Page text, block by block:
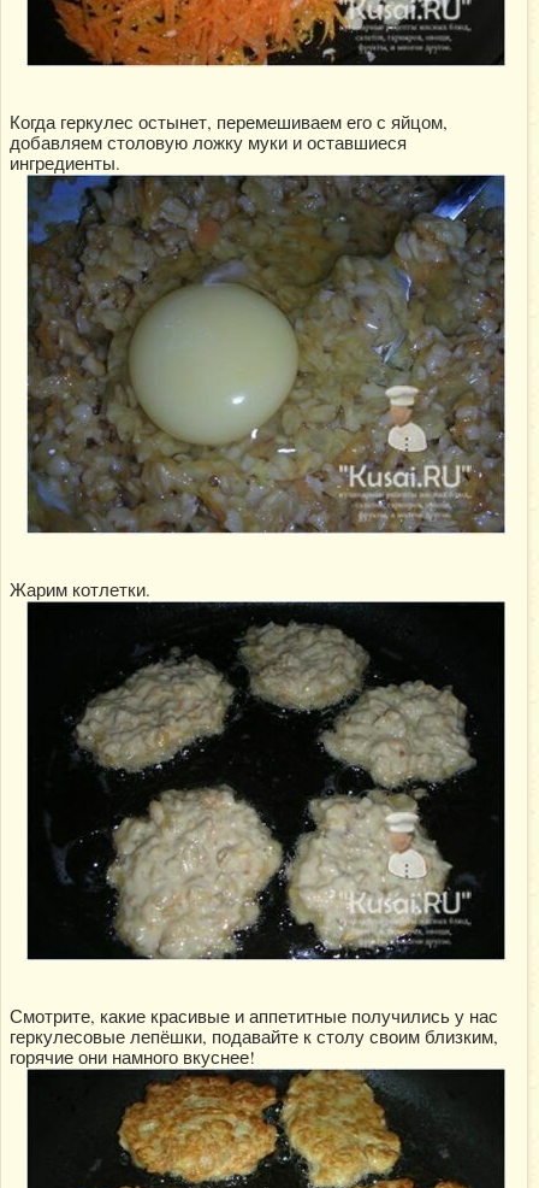
Когда геркулес остынет, перемешиваем его с яйцом,
добавляем столовую ложку муки и оставшиеся
ингредиенты.
Жарим котлетки.
Смотрите, какие красивые и аппетитные получились у нас
геркулесовые лепёшки, подавайте к столу своим близким,
горячие они намного вкуснее!